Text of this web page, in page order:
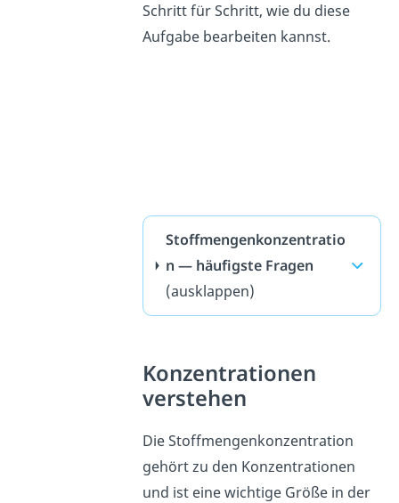
Schritt für Schritt, wie du diese
Aufgabe bearbeiten kannst.
Stoffmengenkonzentratio
n — häufigste Fragen
(ausklappen)
Konzentrationen
verstehen
Die Stoffmengenkonzentration
gehört zu den Konzentrationen
und ist eine wichtige Größe in der